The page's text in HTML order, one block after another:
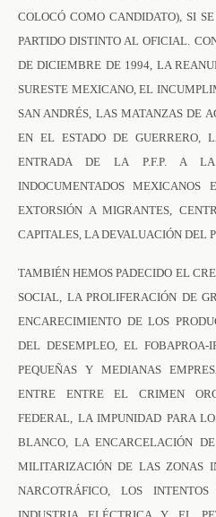
COLOCÓ COMO CANDIDATO), SI
PARTIDO DISTINTO AL OFICIAL.
DE DICIEMBRE DE 1994, LA
SURESTE MEXICANO, EL
SAN ANDRÉS, LAS MATANZAS DE
EN EL ESTADO DE GUERRERO,
ENTRADA DE LA P.F.P. A
INDOCUMENTADOS
EXTORSIÓN A MIGRANTES,
CAPITALES, LA DEVALUACIÓN DEL
TAMBIÉN HEMOS PADECIDO EL
SOCIAL, LA PROLIFERACIÓN DE
ENCARECIMIENTO DE LOS
DEL DESEMPLEO, EL
PEQUEÑAS Y MEDIANAS
ENTRE ENTRE EL CRIMEN
FEDERAL, LA IMPUNIDAD PARA
BLANCO, LA ENCARCELACIÓN
MILITARIZACIÓN DE LAS ZONAS
NARCOTRÁFICO, LOS